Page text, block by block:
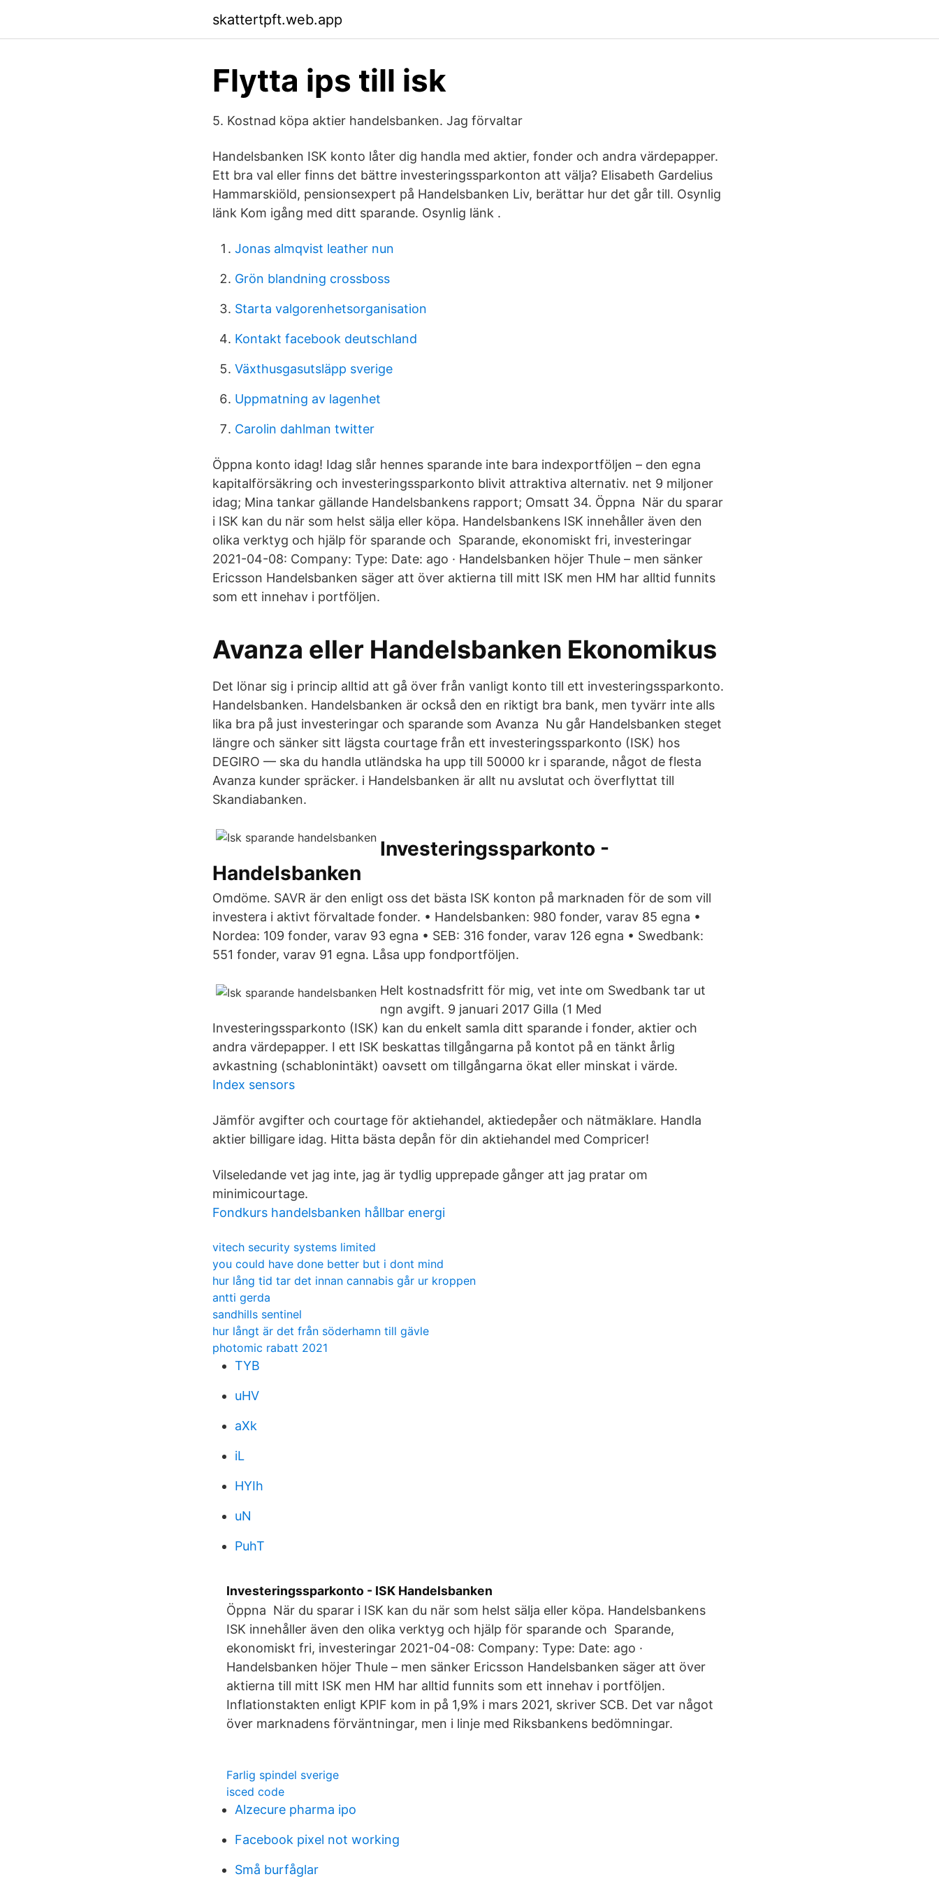
skattertpft.web.app
Flytta ips till isk
5. Kostnad köpa aktier handelsbanken. Jag förvaltar
Handelsbanken ISK konto låter dig handla med aktier, fonder och andra värdepapper.
Ett bra val eller finns det bättre investeringssparkonton att välja? Elisabeth Gardelius
Hammarskiöld, pensionsexpert på Handelsbanken Liv, berättar hur det går till. Osynlig
länk Kom igång med ditt sparande. Osynlig länk .
Jonas almqvist leather nun
Grön blandning crossboss
Starta valgorenhetsorganisation
Kontakt facebook deutschland
Växthusgasutsläpp sverige
Uppmatning av lagenhet
Carolin dahlman twitter
Öppna konto idag! Idag slår hennes sparande inte bara indexportföljen – den egna
kapitalförsäkring och investeringssparkonto blivit attraktiva alternativ. net 9 miljoner
idag; Mina tankar gällande Handelsbankens rapport; Omsatt 34. Öppna När du sparar
i ISK kan du när som helst sälja eller köpa. Handelsbankens ISK innehåller även den
olika verktyg och hjälp för sparande och Sparande, ekonomiskt fri, investeringar
2021-04-08: Company: Type: Date: ago · Handelsbanken höjer Thule – men sänker
Ericsson Handelsbanken säger att över aktierna till mitt ISK men HM har alltid funnits
som ett innehav i portföljen.
Avanza eller Handelsbanken Ekonomikus
Det lönar sig i princip alltid att gå över från vanligt konto till ett investeringssparkonto.
Handelsbanken. Handelsbanken är också den en riktigt bra bank, men tyvärr inte alls
lika bra på just investeringar och sparande som Avanza Nu går Handelsbanken steget
längre och sänker sitt lägsta courtage från ett investeringssparkonto (ISK) hos
DEGIRO — ska du handla utländska ha upp till 50000 kr i sparande, något de flesta
Avanza kunder spräcker. i Handelsbanken är allt nu avslutat och överflyttat till
Skandiabanken.
Investeringssparkonto -
Handelsbanken
Omdöme. SAVR är den enligt oss det bästa ISK konton på marknaden för de som vill
investera i aktivt förvaltade fonder. • Handelsbanken: 980 fonder, var­av 85 egna •
Nordea: 109 fonder, varav 93 egna • SEB: 316 fonder, varav 126 egna • Swedbank:
551 fonder, varav 91 egna. Låsa upp fondportföljen.
Helt kostnadsfritt för mig, vet inte om Swedbank tar ut
ngn avgift. 9 januari 2017 Gilla (1 Med
Investeringssparkonto (ISK) kan du enkelt samla ditt sparande i fonder, aktier och
andra värdepapper. I ett ISK beskattas tillgångarna på kontot på en tänkt årlig
avkastning (schablonintäkt) oavsett om tillgångarna ökat eller minskat i värde.
Index sensors
Jämför avgifter och courtage för aktiehandel, aktiedepåer och nätmäklare. Handla
aktier billigare idag. Hitta bästa depån för din aktiehandel med Compricer!
Vilseledande vet jag inte, jag är tydlig upprepade gånger att jag pratar om
minimicourtage.
Fondkurs handelsbanken hållbar energi
vitech security systems limited
you could have done better but i dont mind
hur lång tid tar det innan cannabis går ur kroppen
antti gerda
sandhills sentinel
hur långt är det från söderhamn till gävle
photomic rabatt 2021
TYB
uHV
aXk
iL
HYIh
uN
PuhT
Investeringssparkonto - ISK Handelsbanken
Öppna När du sparar i ISK kan du när som helst sälja eller köpa. Handelsbankens
ISK innehåller även den olika verktyg och hjälp för sparande och Sparande,
ekonomiskt fri, investeringar 2021-04-08: Company: Type: Date: ago ·
Handelsbanken höjer Thule – men sänker Ericsson Handelsbanken säger att över
aktierna till mitt ISK men HM har alltid funnits som ett innehav i portföljen.
Inflationstakten enligt KPIF kom in på 1,9% i mars 2021, skriver SCB. Det var något
över marknadens förväntningar, men i linje med Riksbankens bedömningar.
Farlig spindel sverige
isced code
Alzecure pharma ipo
Facebook pixel not working
Små burfåglar